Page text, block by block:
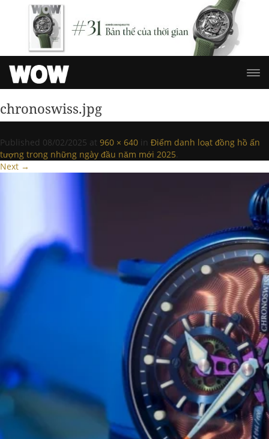
chronoswiss.jpg
Published 08/02/2025 at 960 × 640 in Điểm danh loạt đồng hồ ấn
tượng trong những ngày đầu năm mới 2025.
Next →